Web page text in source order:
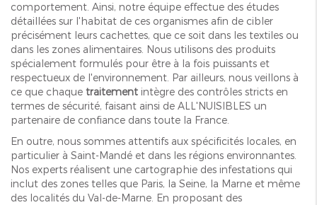
comportement. Ainsi, notre équipe effectue des études
détaillées sur l'habitat de ces organismes afin de cibler
précisément leurs cachettes, que ce soit dans les textiles ou
dans les zones alimentaires. Nous utilisons des produits
spécialement formulés pour être à la fois puissants et
respectueux de l'environnement. Par ailleurs, nous veillons à
ce que chaque traitement intègre des contrôles stricts en
termes de sécurité, faisant ainsi de ALL'NUISIBLES un
partenaire de confiance dans toute la France.
En outre, nous sommes attentifs aux spécificités locales, en
particulier à Saint-Mandé et dans les régions environnantes.
Nos experts réalisent une cartographie des infestations qui
inclut des zones telles que Paris, la Seine, la Marne et même
des localités du Val-de-Marne. En proposant des